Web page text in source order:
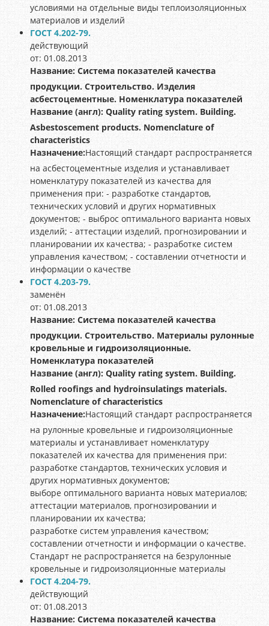
условиями на отдельные виды теплоизоляционных
материалов и изделий
ГОСТ 4.202-79.
действующий
от: 01.08.2013
Название: Система показателей качества
продукции. Строительство. Изделия
асбестоцементные. Номенклатура показателей
Название (англ): Quality rating system. Building.
Asbestoscement products. Nomenclature of
characteristics
Назначение:Настоящий стандарт распространяется
на асбестоцементные изделия и устанавливает
номенклатуру показателей из качества для
применения при: - разработке стандартов,
технических условий и других нормативных
документов; - выброс оптимального варианта новых
изделий; - аттестации изделий, прогнозировании и
планировании их качества; - разработке систем
управления качеством; - составлении отчетности и
информации о качестве
ГОСТ 4.203-79.
заменён
от: 01.08.2013
Название: Система показателей качества
продукции. Строительство. Материалы рулонные
кровельные и гидроизоляционные.
Номенклатура показателей
Название (англ): Quality rating system. Building.
Rolled roofings and hydroinsulatings materials.
Nomenclature of characteristics
Назначение:Настоящий стандарт распространяется
на рулонные кровельные и гидроизоляционные
материалы и устанавливает номенклатуру
показателей их качества для применения при:
разработке стандартов, технических условия и
других нормативных документов;
выборе оптимального варианта новых материалов;
аттестации материалов, прогнозировании и
планировании их качества;
разработке систем управления качеством;
составлении отчетности и информации о качестве.
Стандарт не распространяется на безрулонные
кровельные и гидроизоляционные материалы
ГОСТ 4.204-79.
действующий
от: 01.08.2013
Название: Система показателей качества